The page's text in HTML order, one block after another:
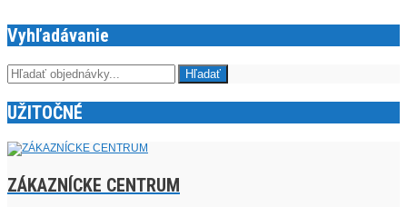
Vyhľadávanie
UŽITOČNÉ
ZÁKAZNÍCKE CENTRUM